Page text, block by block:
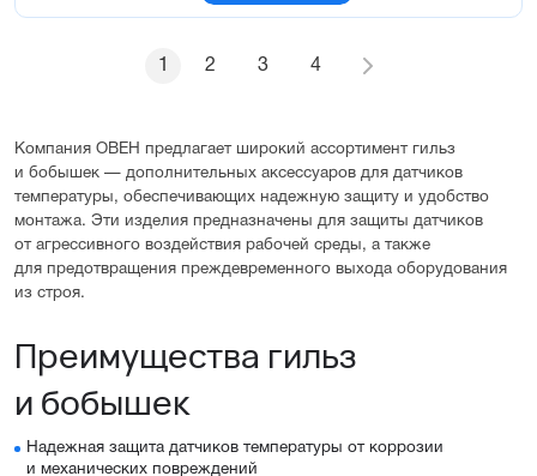
1 2 3 4
Компания ОВЕН предлагает широкий ассортимент гильз
и бобышек — дополнительных аксессуаров для датчиков
температуры, обеспечивающих надежную защиту и удобство
монтажа. Эти изделия предназначены для защиты датчиков
от агрессивного воздействия рабочей среды, а также
для предотвращения преждевременного выхода оборудования
из строя.
Преимущества гильз
и бобышек
Надежная защита датчиков температуры от коррозии
и механических повреждений